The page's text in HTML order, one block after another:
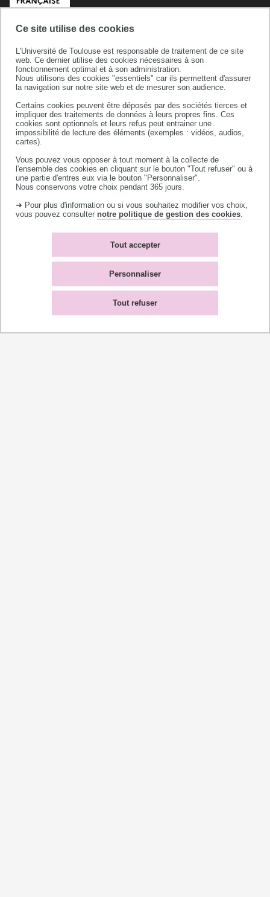
Ce site utilise des cookies
L'Université de Toulouse est responsable de traitement de ce site
web. Ce dernier utilise des cookies nécessaires à son
fonctionnement optimal et à son administration.
Nous utilisons des cookies "essentiels" car ils permettent d'assurer
la navigation sur notre site web et de mesurer son audience.
Certains cookies peuvent être déposés par des sociétés tierces et
impliquer des traitements de données à leurs propres fins. Ces
cookies sont optionnels et leurs refus peut entrainer une
impossibilité de lecture des éléments (exemples : vidéos, audios,
cartes).
Vous pouvez vous opposer à tout moment à la collecte de
l'ensemble des cookies en cliquant sur le bouton "Tout refuser" ou à
une partie d'entres eux via le bouton "Personnaliser".
Nous conservons votre choix pendant 365 jours.
➜ Pour plus d'information ou si vous souhaitez modifier vos choix,
vous pouvez consulter notre politique de gestion des cookies
Tout accepter
Tout refuser
Personnaliser
Université de Toulouse
118 route de Narbonne
31062 TOULOUSE CEDEX 9
téléphone +33 (0)5 61 55 66 11
Bibliothèques
L'université recrute
Mentions légales
Accessibilité : non-
Témoins de connexion
(cookies)